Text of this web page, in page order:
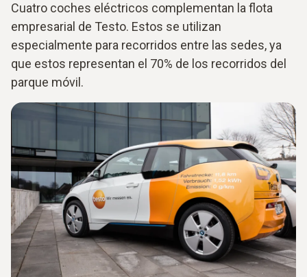
Cuatro coches eléctricos complementan la flota
empresarial de Testo. Estos se utilizan
especialmente para recorridos entre las sedes, ya
que estos representan el 70% de los recorridos del
parque móvil.